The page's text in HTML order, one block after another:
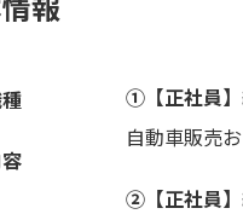
①【正社員
自動車販売
②【正社員